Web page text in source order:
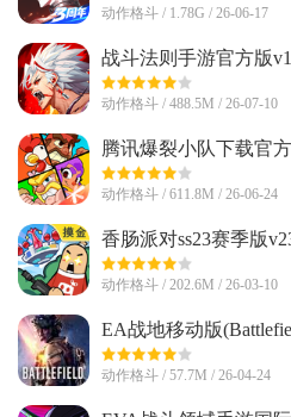
动作格斗 / 1.78G / 26-06-17
战斗法则手游官方版
动作格斗 / 488.5M / 26-07-10
腾讯爆裂小队下载官
卓最新版
动作格斗 / 611.8M / 26-06-24
香肠派对ss23赛季版
动作格斗 / 202.6M / 26-03-10
EA战地移动版
Mobile)v0.10.0 官方正版
动作格斗 / 57.7M / 26-04-24